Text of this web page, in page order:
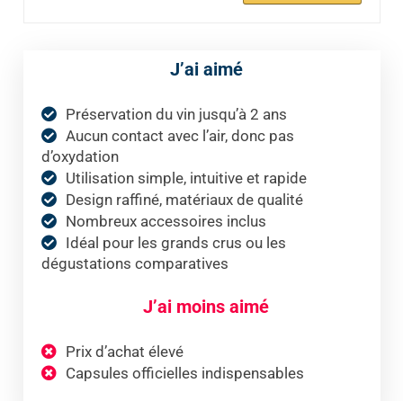
J’ai aimé
Préservation du vin jusqu’à 2 ans
Aucun contact avec l’air, donc pas
d’oxydation
Utilisation simple, intuitive et rapide
Design raffiné, matériaux de qualité
Nombreux accessoires inclus
Idéal pour les grands crus ou les
dégustations comparatives
J’ai moins aimé
Prix d’achat élevé
Capsules officielles indispensables